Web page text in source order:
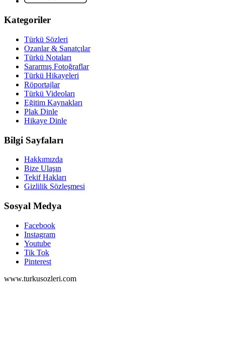
Kategoriler
Türkü Sözleri
Ozanlar & Sanatçılar
Türkü Notaları
Sararmış Fotoğraflar
Türkü Hikayeleri
Röportajlar
Türkü Videoları
Eğitim Kaynakları
Plak Dinle
Hikaye Dinle
Bilgi Sayfaları
Hakkımızda
Bize Ulaşın
Tekif Hakları
Gizlilik Sözleşmesi
Sosyal Medya
Facebook
Instagram
Youtube
Tik Tok
Pinterest
www.turkusozleri.com